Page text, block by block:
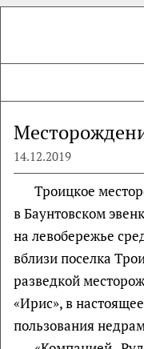
14.12.2019
Троицкое
в Баунтовском
на левобережье
вблизи поселка
разведкой
«Ирис», в
пользования